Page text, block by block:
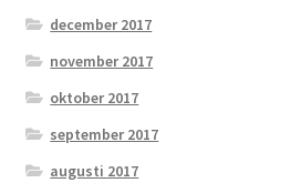
december 2017
november 2017
oktober 2017
september 2017
augusti 2017